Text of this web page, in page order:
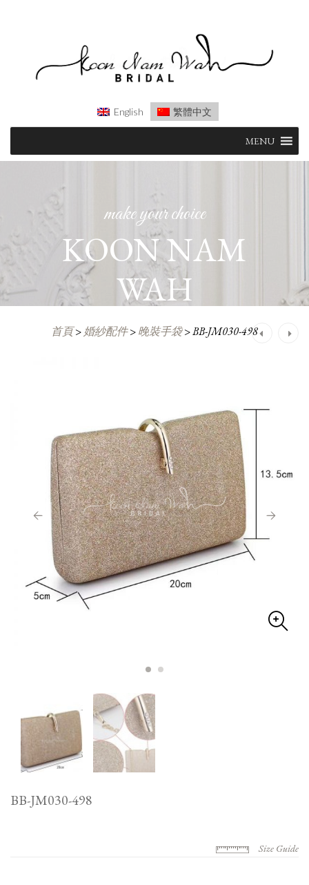
English 繁體中文
content
MENU
make your choice
KOON NAM
WAH
首頁> 婚紗配件>晚裝手袋>BB-JM030-498
Post
BB-JM030-498
Size Guide